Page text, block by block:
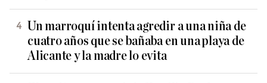
Un marroquí intenta agredir a una niña de
cuatro años que se bañaba en una playa de
Alicante y la madre lo evita